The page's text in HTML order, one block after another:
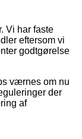
Vi har faste
eftersom vi
godtgørelse
værnes om nu
der
af